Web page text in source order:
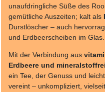
unaufdringliche Süße des
gemütliche Auszeiten; kalt als
Durstlöscher – auch
und Erdbeerscheiben im Glas.
Mit der Verbindung aus
Erdbeere und
ein Tee, der Genuss und
vereint – unkompliziert,